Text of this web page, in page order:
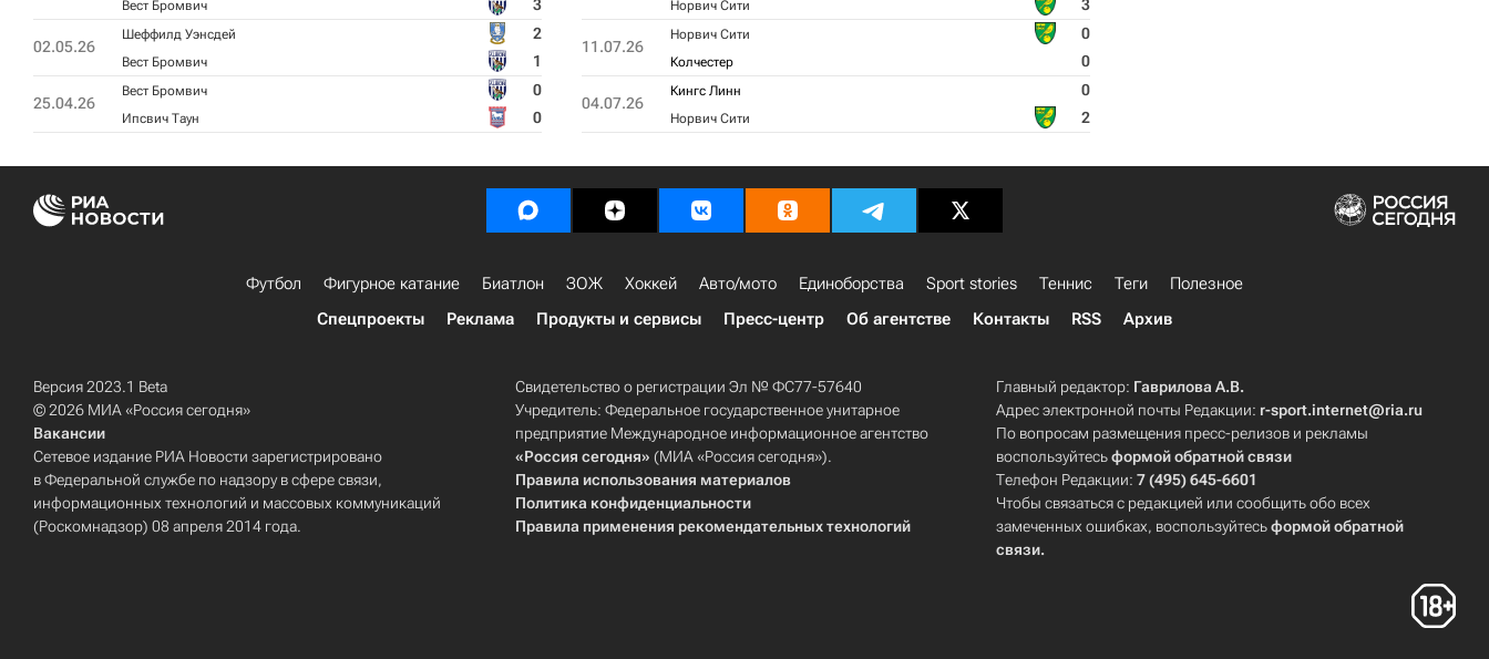
Вест Бромвич 3
02.05.26
Шеффилд Уэнсдей 2
Вест Бромвич 1
25.04.26
Вест Бромвич 0
Ипсвич Таун 0
Норвич Сити 3
11.07.26
Норвич Сити 0
Колчестер 0
04.07.26
Кингс Линн 0
Норвич Сити 2
Футбол Фигурное катание Биатлон ЗОЖ Хоккей Авто/мото Единоборства Sport stories Теннис Теги
Полезное
Спецпроекты
Реклама Продукты и сервисы Пресс-центр Об агентстве Контакты RSS Архив
Версия 2023.1 Beta
© 2026 МИА «Россия сегодня»
Вакансии
Сетевое издание РИА Новости зарегистрировано
в Федеральной службе по надзору в сфере связи,
информационных технологий и массовых коммуникаций
(Роскомнадзор) 08 апреля 2014 года.
Свидетельство о регистрации Эл № ФС77-57640
Учредитель: Федеральное государственное унитарное
предприятие Международное информационное агентство
«Россия сегодня» (МИА «Россия сегодня»).
Правила использования материалов
Политика конфиденциальности
Правила применения рекомендательных технологий
Главный редактор: Гаврилова А.В.
Адрес электронной почты Редакции: r-sport.internet@ria.ru
По вопросам размещения пресс-релизов и рекламы
воспользуйтесьформой обратной связи
Телефон Редакции:7 (495) 645-6601
Чтобы связаться с редакцией или сообщить обо всех
замеченных ошибках, воспользуйтесьформой обратной
связи.